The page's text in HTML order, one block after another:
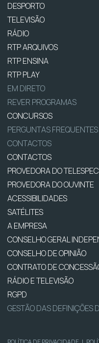
DESPORTO
TELEVISÃO
RÁDIO
RTP ARQUIVOS
RTP ENSINA
RTP PLAY
EM DIRETO
REVER PROGRAMAS
CONCURSOS
PERGUNTAS FREQUENTES
CONTACTOS
CONTACTOS
PROVEDORA DO
PROVEDORA DO OUVINTE
ACESSIBILIDADES
SATÉLITES
A EMPRESA
CONSELHO GERAL
CONSELHO DE OPINIÃO
CONTRATO DE
RÁDIO E TELEVISÃO
RGPD
GESTÃO DAS DEFINIÇÕES